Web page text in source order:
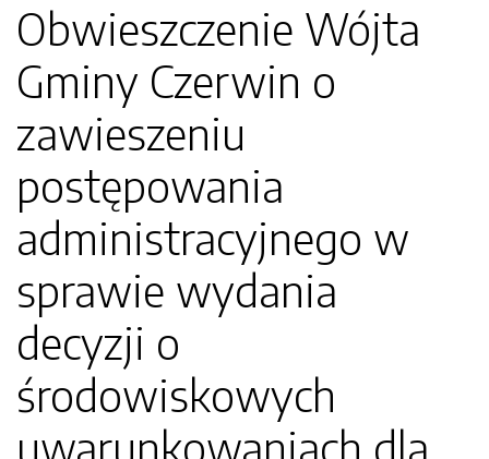
Obwieszczenie Wójta
Gminy Czerwin o
zawieszeniu
postępowania
administracyjnego w
sprawie wydania
decyzji o
środowiskowych
uwarunkowaniach dla